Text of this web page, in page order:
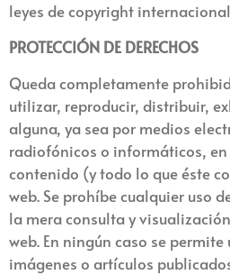
leyes de copyright
PROTECCIÓN DE DERECHOS
Queda completamente
utilizar, reproducir, distribuir,
alguna, ya sea por medios
radiofónicos o informáticos,
contenido (y todo lo que éste
web. Se prohíbe cualquier uso
la mera consulta y
web. En ningún caso se
imágenes o artículos